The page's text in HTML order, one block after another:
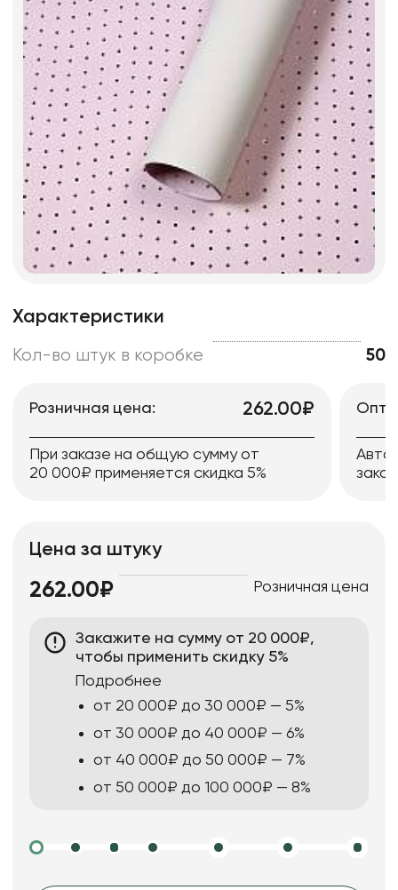
Характеристики
Кол-во штук в коробке 50
Розничная цена: 262.00₽
При заказе на общую сумму от
20 000₽ применяется скидка 5%
Цена за штуку
262.00₽ Розничная цена
Закажите на сумму от 20 000₽,
чтобы применить скидку 5%
Подробнее
от 20 000₽ до 30 000₽ — 5%
от 30 000₽ до 40 000₽ — 6%
от 40 000₽ до 50 000₽ — 7%
от 50 000₽ до 100 000₽ — 8%